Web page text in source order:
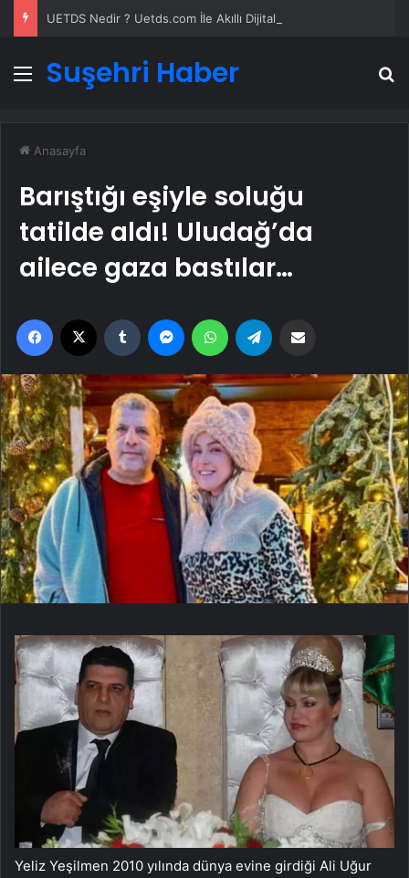
Menü
Suşehri Haber
Anasayfa
Barıştığı eşiyle soluğu
tatilde aldı! Uludağ’da
ailece gaza bastılar…
Facebook Tumblr MessengerWhatsApp
Yeliz Yeşilmen 2010 yılında dünya evine girdiği Ali Uğur